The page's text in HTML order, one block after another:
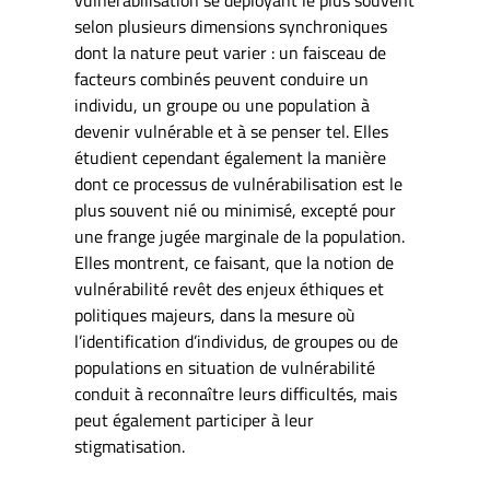
selon plusieurs dimensions synchroniques
dont la nature peut varier : un faisceau de
facteurs combinés peuvent conduire un
individu, un groupe ou une population à
devenir vulnérable et à se penser tel. Elles
étudient cependant également la manière
dont ce processus de vulnérabilisation est le
plus souvent nié ou minimisé, excepté pour
une frange jugée marginale de la population.
Elles montrent, ce faisant, que la notion de
vulnérabilité revêt des enjeux éthiques et
politiques majeurs, dans la mesure où
l’identification d’individus, de groupes ou de
populations en situation de vulnérabilité
conduit à reconnaître leurs difficultés, mais
peut également participer à leur
stigmatisation.